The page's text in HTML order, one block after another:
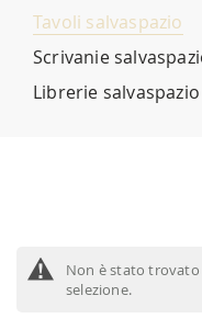
Tavoli salvaspazio
Scrivanie
Librerie salvaspazio
Non è stato
selezione.